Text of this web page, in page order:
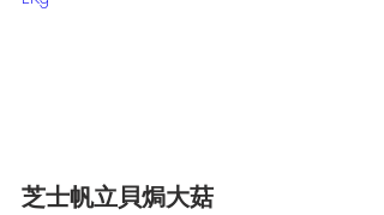
芝士帆立貝焗大菇